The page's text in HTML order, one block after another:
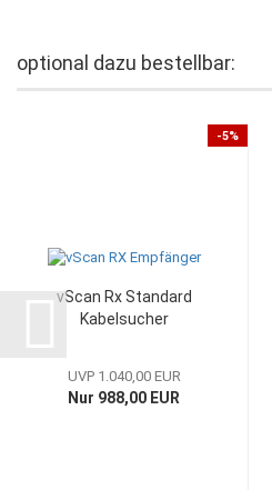
optional dazu bestellbar:
-5%
vScan Rx Standard
Kabelsucher
UVP 1.040,00 EUR
Nur 988,00 EUR